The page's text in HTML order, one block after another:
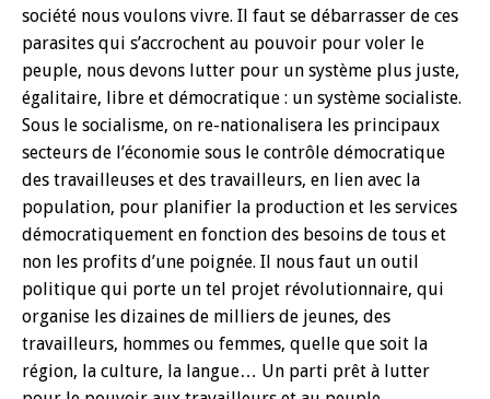
société nous voulons vivre. Il faut se débarrasser de ces
parasites qui s’accrochent au pouvoir pour voler le
peuple, nous devons lutter pour un système plus juste,
égalitaire, libre et démocratique : un système socialiste.
Sous le socialisme, on re-nationalisera les principaux
secteurs de l’économie sous le contrôle démocratique
des travailleuses et des travailleurs, en lien avec la
population, pour planifier la production et les services
démocratiquement en fonction des besoins de tous et
non les profits d’une poignée. Il nous faut un outil
politique qui porte un tel projet révolutionnaire, qui
organise les dizaines de milliers de jeunes, des
travailleurs, hommes ou femmes, quelle que soit la
région, la culture, la langue… Un parti prêt à lutter